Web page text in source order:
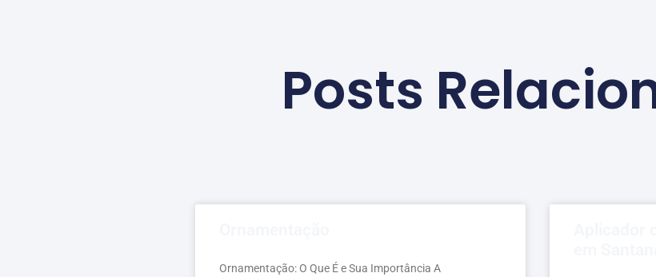
Posts
Ornamentação: O Que É e Sua Importância A